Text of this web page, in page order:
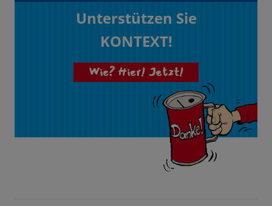
Unterstützen Sie
KONTEXT!
Wie? Hier! Jetzt!